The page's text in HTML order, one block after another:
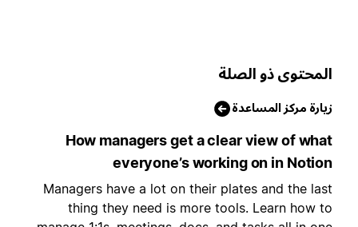
ذو الصلة
مركز المساعدة
How managers get a clear view of
everyone’s working on in
Managers have a lot on their plates and the
thing they need is more tools. Learn how